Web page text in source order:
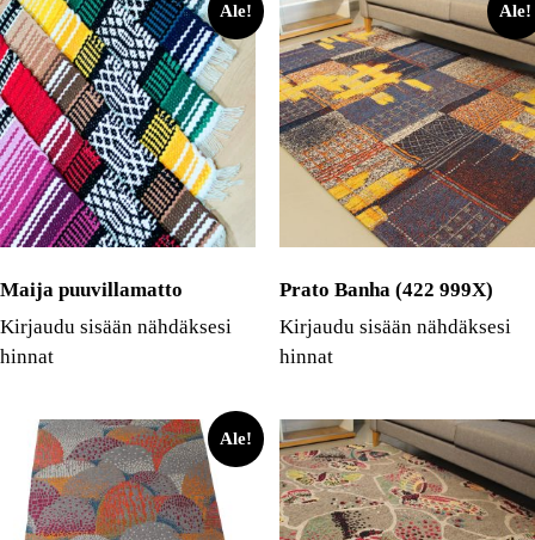
Ale!
Maija puuvillamatto
Kirjaudu sisään nähdäksesi
hinnat
Ale!
Prato Banha (422 999X)
Kirjaudu sisään nähdäksesi
hinnat
Ale!